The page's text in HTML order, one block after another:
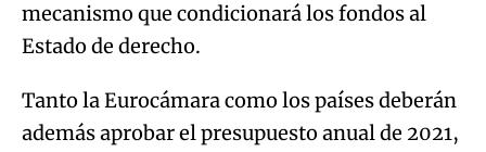
mecanismo que condicionará los fondos al
Estado de derecho.
Tanto la Eurocámara como los países deberán
además aprobar el presupuesto anual de 2021,